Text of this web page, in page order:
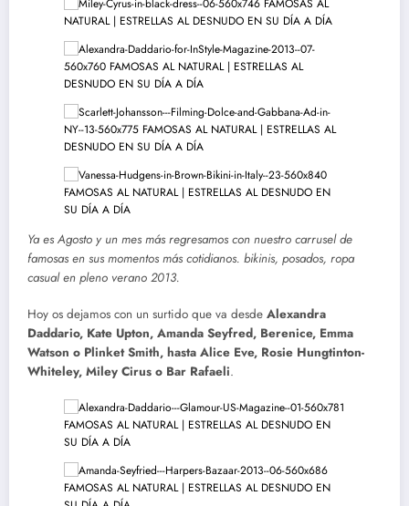
Ya es Agosto y un mes más regresamos con nuestro carrusel de
famosas en sus momentos más cotidianos. bikinis, posados, ropa
casual en pleno verano 2013.
Hoy os dejamos con un surtido que va desde Alexandra
Daddario, Kate Upton, Amanda Seyfred, Berenice, Emma
Watson o Plinket Smith, hasta Alice Eve, Rosie Hungtinton-
Whiteley, Miley Cirus o Bar Rafaeli.